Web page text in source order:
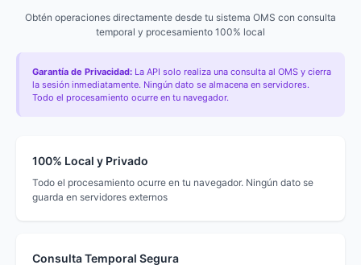
Obtén operaciones directamente desde tu sistema OMS con consulta
temporal y procesamiento 100% local
Garantía de Privacidad: La API solo realiza una consulta al OMS y cierra
la sesión inmediatamente. Ningún dato se almacena en servidores.
Todo el procesamiento ocurre en tu navegador.
100% Local y Privado
Todo el procesamiento ocurre en tu navegador. Ningún dato se
guarda en servidores externos
Consulta Temporal Segura